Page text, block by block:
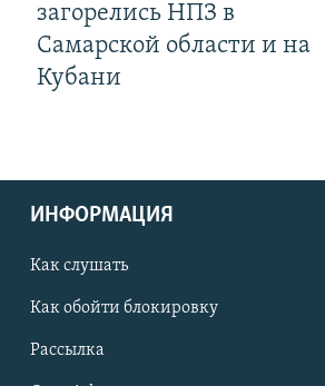
загорелись НПЗ в
Самарской области и на
Кубани
ИНФОРМАЦИЯ
Как слушать
Как обойти блокировку
Рассылка